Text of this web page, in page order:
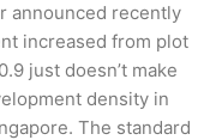
announced recently
increased from plot
just doesn’t make
density in
The standard